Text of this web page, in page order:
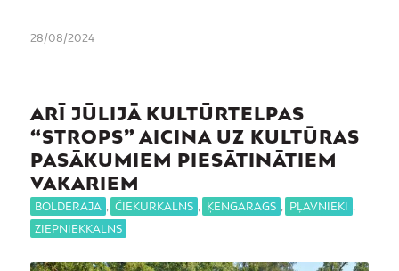
28/08/2024
ARĪ JŪLIJĀ KULTŪRTELPAS
“STROPS” AICINA UZ KULTŪRAS
PASĀKUMIEM PIESĀTINĀTIEM
VAKARIEM
BOLDERĀJA , ČIEKURKALNS , ĶENGARAGS , PĻAVNIEKI ,
ZIEPNIEKKALNS